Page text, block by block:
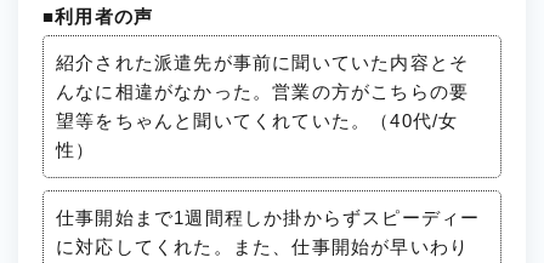
■利用者の声
紹介された派遣先が事前に聞いていた内容とそ
んなに相違がなかった。営業の方がこちらの要
望等をちゃんと聞いてくれていた。（40代/女
性）
仕事開始まで1週間程しか掛からずスピーディー
に対応してくれた。また、仕事開始が早いわり